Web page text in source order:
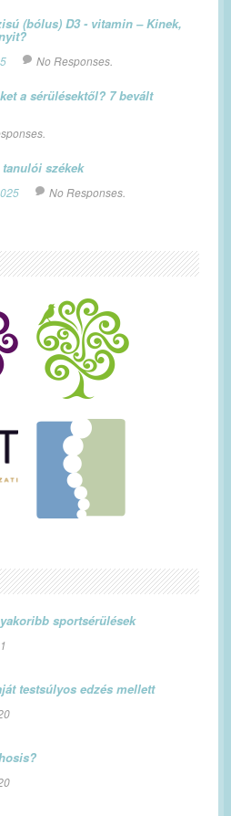
(bólus) D3 - vitamin – Kinek,
No Responses.
a sérülésektől? 7 bevált
székek
No Responses.
sportsérülések
testsúlyos edzés mellett